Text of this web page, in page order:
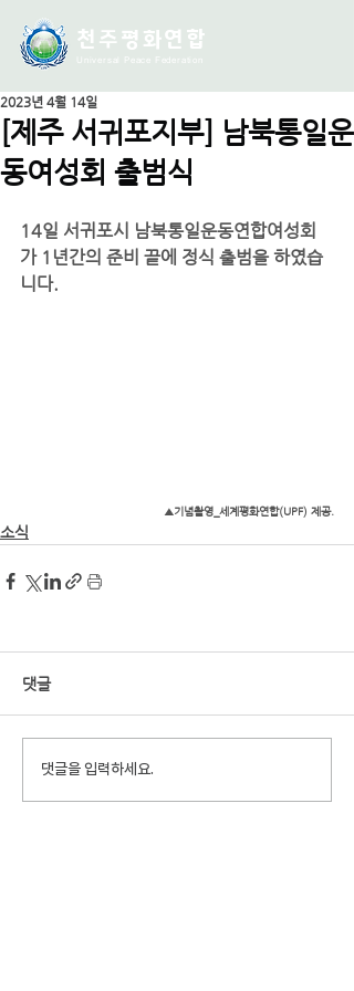
천주평화연 합
Universal Peace Federation
[제주 서귀포지부] 남북통일운
동여성회 출범식
2023년 4월 14일
14일 서귀포시 남북통일운동연합여성회
가 1년간의 준비 끝에 정식 출범을 하였습
니다.
▲기념촬영_세계평화연합(UPF) 제공.
소식
댓글
댓글을 입력하세요.